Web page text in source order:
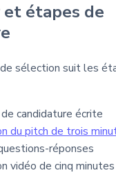
étapes de
sélection suit les
candidature écrite
du pitch de trois
réponses
vidéo de cinq minutes